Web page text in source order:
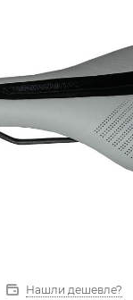
Нашли дешевле?